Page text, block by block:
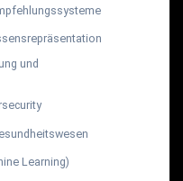
und
Learning)